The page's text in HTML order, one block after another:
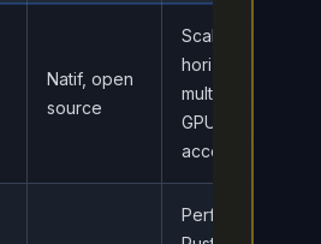
Natif, open
source
Scalabilité
horizontale,
multi-index,
GPU
acceleration
Performance